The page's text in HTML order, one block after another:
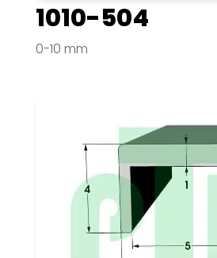
1010-504
0-10 mm